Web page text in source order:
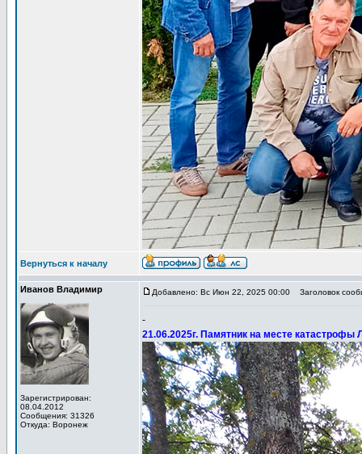
Вернуться к началу
Иванов Владимир
Зарегистрирован:
08.04.2012
Сообщения: 31326
Откуда: Воронеж
Добавлено: Вс Июн 22, 2025 00:00 Заголовок
-
21.06.2025г. Памятник на месте